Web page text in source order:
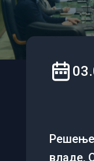
владе,